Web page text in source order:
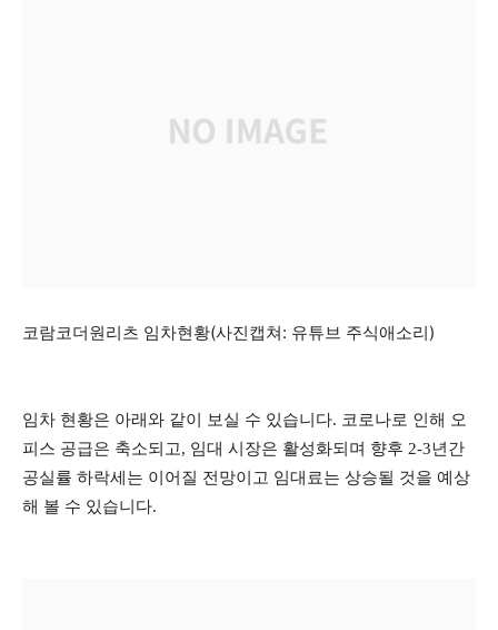
코람코더원리츠 임차현황(사진캡쳐: 유튜브 주식애소리)
임차 현황은 아래와 같이 보실 수 있습니다. 코로나로 인해 오
피스 공급은 축소되고, 임대 시장은 활성화되며 향후 2-3년간
공실률 하락세는 이어질 전망이고 임대료는 상승될 것을 예상
해 볼 수 있습니다.